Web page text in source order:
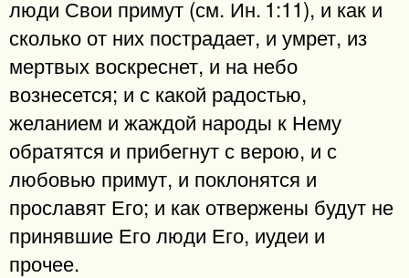
люди Свои примут (см. Ин. 1:11), и как и
сколько от них пострадает, и умрет, из
мертвых воскреснет, и на небо
вознесется; и с какой радостью,
желанием и жаждой народы к Нему
обратятся и прибегнут с верою, и с
любовью примут, и поклонятся и
прославят Его; и как отвержены будут не
принявшие Его люди Его, иудеи и
прочее.